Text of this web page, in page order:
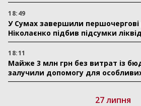
18:49
У Сумах завершили першочергові
Ніколаєнко підбив підсумки
18:11
Майже 3 млн грн без витрат із
залучили допомогу для
27 липня